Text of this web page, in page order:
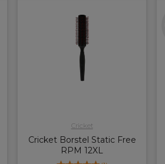
Cricket
Cricket Borstel Static Free
RPM 12XL